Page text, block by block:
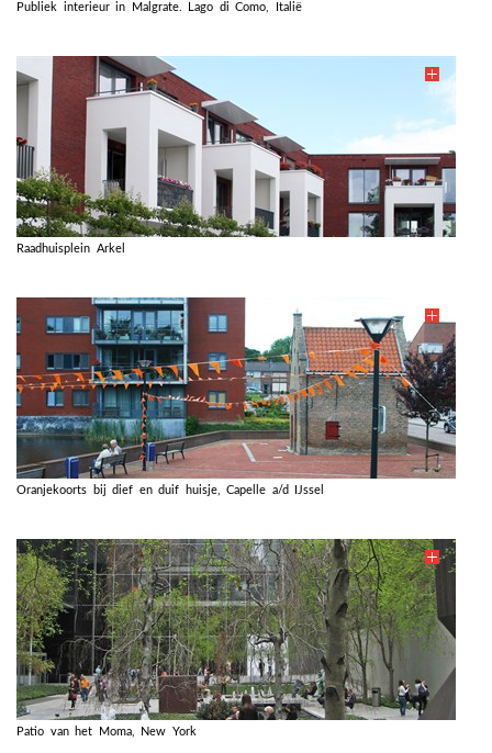
Publiek interieur in Malgrate. Lago di Como, Italië
Raadhuisplein Arkel
Oranjekoorts bij dief en duif huisje, Capelle a/d IJssel
Patio van het Moma, New York